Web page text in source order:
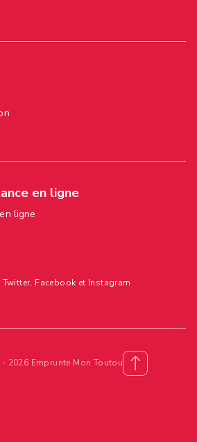
en ligne
ligne
Facebook et Instagram
2026 Emprunte Mon Toutou